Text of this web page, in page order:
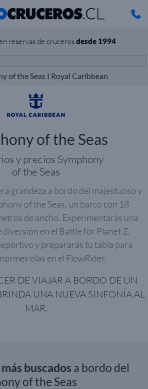
reservas de crucerosdesde 1994
of the Seas I Royal Caribbean
of the Seas
y precios Symphony
of the Seas
grandeza a bordo del majestuoso y
of the Seas, un barco con 18
de ancho. Experimentarás una
diversión en el Battle for Planet Z,
y prepararás tu tabla para
olas en el FlowRider.
DE VIAJAR A BORDO DE UN
UNA NUEVA SINFONÍA AL
MAR.
más buscadosa bordo del
of the Seas